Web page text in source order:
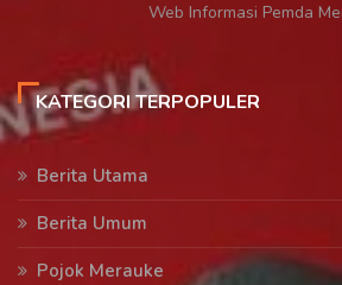
Web Informasi Pemda
KATEGORI TERPOPULER
Berita Utama
Berita Umum
Pojok Merauke